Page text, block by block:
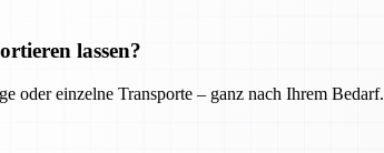
lassen?
oder einzelne Transporte – ganz nach Ihrem Bedarf.